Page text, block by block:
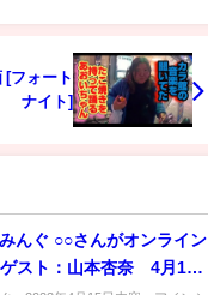
[フォート
ナイト]
んぐ ○○さんがオンライン
スト：山本杏奈 4月15